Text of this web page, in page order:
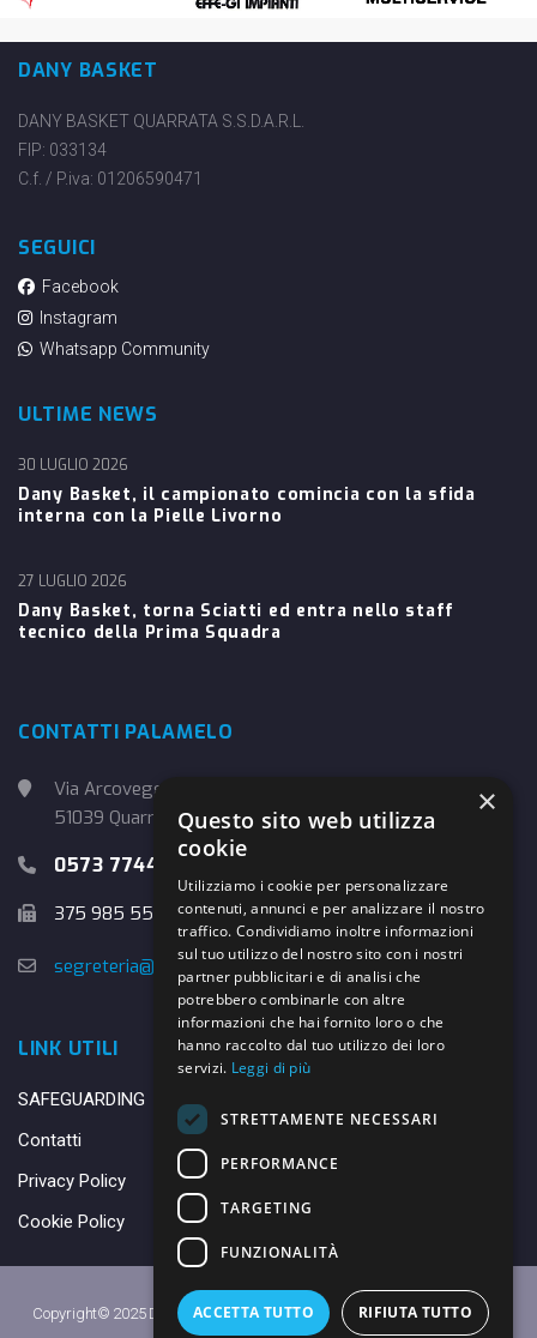
DANY BASKET
DANY BASKET QUARRATA S.S.D.A.R.L.
FIP: 033134
C.f. / P.iva: 01206590471
SEGUICI
Facebook
Instagram
Whatsapp Community
ULTIME NEWS
Dany Basket, il campionato comincia con la sfida
interna con la Pielle Livorno
30 LUGLIO 2026
Dany Basket, torna Sciatti ed entra nello staff
tecnico della Prima Squadra
27 LUGLIO 2026
CONTATTI PALAMELO
Via Arcoveggio, 4
51039 Quarrata (PT)
0573 774457
375 985 5526
segreteria@danybasket.it
LINK UTILI
SAFEGUARDING
Contatti
Privacy Policy
Cookie Policy
Copyright© 2025 DANY BASKET QUARRATA S.S.D.A.R.L. -Privacy Policy
×
Questo sito web utilizza
cookie
Utilizziamo i cookie per personalizzare
contenuti, annunci e per analizzare il nostro
traffico. Condividiamo inoltre informazioni
sul tuo utilizzo del nostro sito con i nostri
partner pubblicitari e di analisi che
potrebbero combinarle con altre
informazioni che hai fornito loro o che
hanno raccolto dal tuo utilizzo dei loro
servizi. Leggi di più
STRETTAMENTE NECESSARI
PERFORMANCE
TARGETING
FUNZIONALITÀ
ACCETTA TUTTO RIFIUTA TUTTO